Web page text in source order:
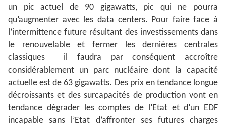
un pic actuel de 90 gigawatts, pic qui ne pourra
qu’augmenter avec les data centers. Pour faire face à
l’intermittence future résultant des investissements dans
le renouvelable et fermer les dernières centrales
classiques il faudra par conséquent accroître
considérablement un parc nucléaire dont la capacité
actuelle est de 63 gigawatts. Des prix en tendance longue
décroissants et des surcapacités de production vont en
tendance dégrader les comptes de l’Etat et d’un EDF
incapable sans l’Etat d’affronter ses futures charges